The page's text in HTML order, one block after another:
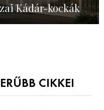
Kádár-kockák
CIKKEI